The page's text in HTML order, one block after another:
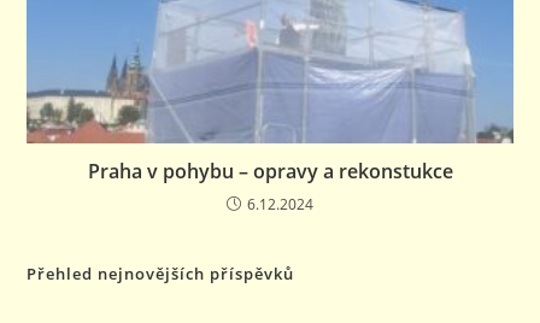
Praha v pohybu – opravy a rekonstukce
6.12.2024
Přehled nejnovějších příspěvků